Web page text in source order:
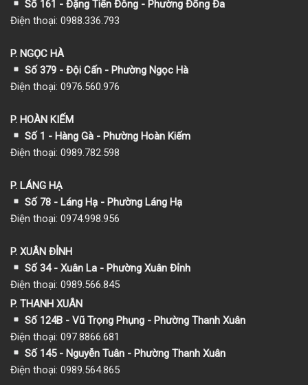
Số 161 - Đặng Tiến Đông - Phường Đống Đa
Điện thoại: 0988.336.793
P. NGỌC HÀ
Số 379 - Đội Cấn - Phường Ngọc Hà
Điện thoại: 0976.560.976
P. HOÀN KIẾM
Số 1 - Hàng Gà - Phường Hoàn Kiếm
Điện thoại: 0989.782.598
P. LÁNG HẠ
Số 78 - Láng Hạ - Phường Láng Hạ
Điện thoại: 0974.998.956
P. XUÂN ĐỈNH
Số 34 - Xuân La - Phường Xuân Đỉnh
Điện thoại: 0989.566.845
P. THANH XUÂN
Số 124B - Vũ Trọng Phụng - Phường Thanh Xuân
Điện thoại: 097.8866.681
Số 145 - Nguyễn Tuân - Phường Thanh Xuân
Điện thoại: 0989.564.865